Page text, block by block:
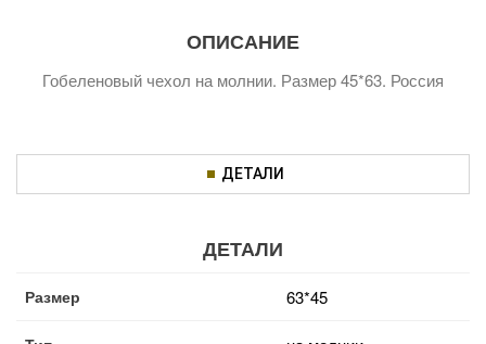
ОПИСАНИЕ
Гобеленовый чехол на молнии. Размер 45*63. Россия
ДЕТАЛИ
ДЕТАЛИ
Размер 63*45